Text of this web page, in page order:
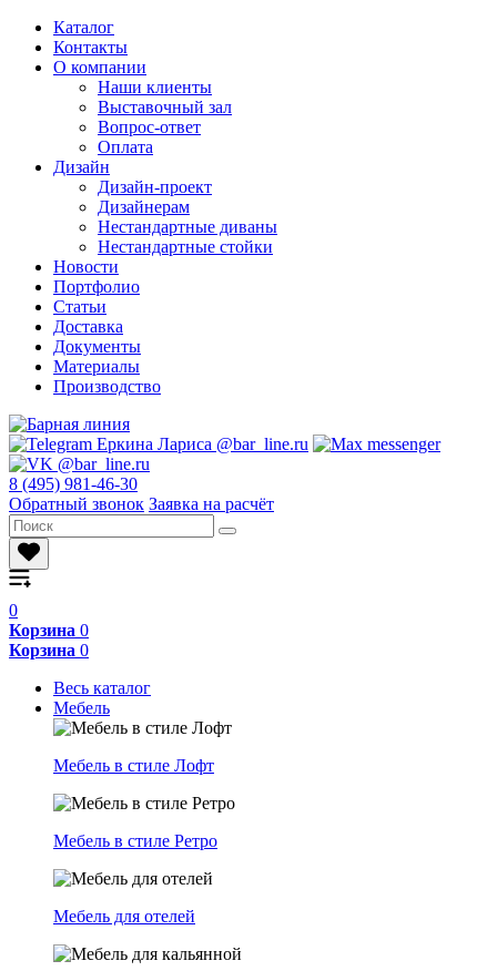
Каталог
Контакты
О компании
Наши клиенты
Выставочный зал
Вопрос-ответ
Оплата
Дизайн
Дизайн-проект
Дизайнерам
Нестандартные диваны
Нестандартные стойки
Новости
Портфолио
Статьи
Доставка
Документы
Материалы
Производство
8 (495) 981-46-30
Обратный звонок Заявка на расчёт
0
Корзина 0
Корзина 0
Весь каталог
Мебель
Мебель в стиле Лофт
Мебель в стиле Ретро
Мебель для отелей